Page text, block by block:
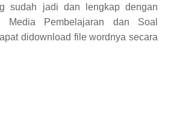
sudah jadi dan lengkap dengan
Media Pembelajaran dan Soal
didownload file wordnya secara